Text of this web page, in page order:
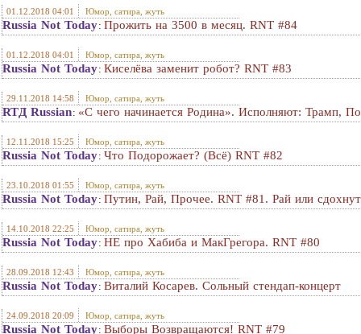
01.12.2018 04:01 Юмор, сатира, жуть
Russia Not Today: Прожить на 3500 в месяц. RNT #84
01.12.2018 04:01 Юмор, сатира, жуть
Russia Not Today: Киселёва заменит робот? RNT #83
29.11.2018 14:58 Юмор, сатира, жуть
RTД Russian: «С чего начинается Родина». Исполняют: Трамп,
12.11.2018 15:25 Юмор, сатира, жуть
Russia Not Today: Что Подорожает? (Всё) RNT #82
23.10.2018 01:55 Юмор, сатира, жуть
Russia Not Today: Путин, Рай, Прочее. RNT #81. Рай или
14.10.2018 22:25 Юмор, сатира, жуть
Russia Not Today: НЕ про Хабиба и МакГрегора. RNT #80
28.09.2018 12:43 Юмор, сатира, жуть
Russia Not Today: Виталий Косарев. Сольный стендап-концерт
24.09.2018 20:09 Юмор, сатира, жуть
Russia Not Today: Выборы Возвращаются! RNT #79